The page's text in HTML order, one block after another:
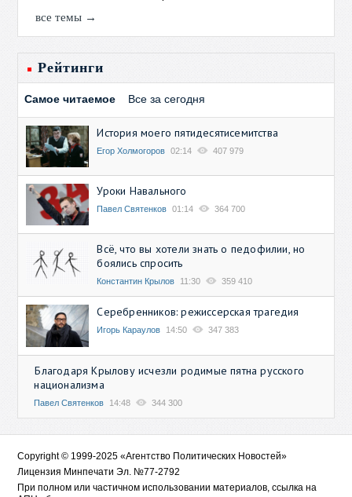
все темы →
Рейтинги
Самое читаемое Все за сегодня
История моего пятидесятисемитства
Егор Холмогоров 02:14 407 979
Уроки Навального
Павел Святенков 01:14 364 700
Всё, что вы хотели знать о педофилии, но
боялись спросить
Константин Крылов 11:30 359 410
Серебренников: режиссерская трагедия
Игорь Караулов 14:50 347 383
Благодаря Крылову исчезли родимые пятна русского
национализма
Павел Святенков 14:48 344 300
Copyright © 1999-2025 «Агентство Политических Новостей»
Лицензия Минпечати Эл. №77-2792
При полном или частичном использовании материалов, ссылка на